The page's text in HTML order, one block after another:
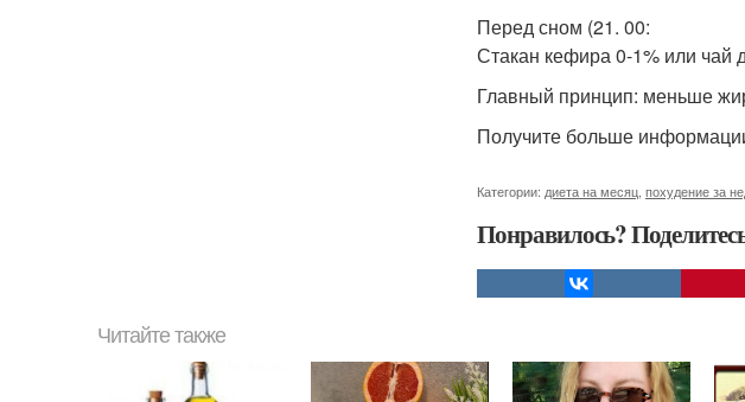
Перед сном (21. 00:
Стакан кефира 0-1% или чай
Главный принцип: меньше
Получите больше
Категории: диета на месяц похудение за
Понравилось?
Читайте также